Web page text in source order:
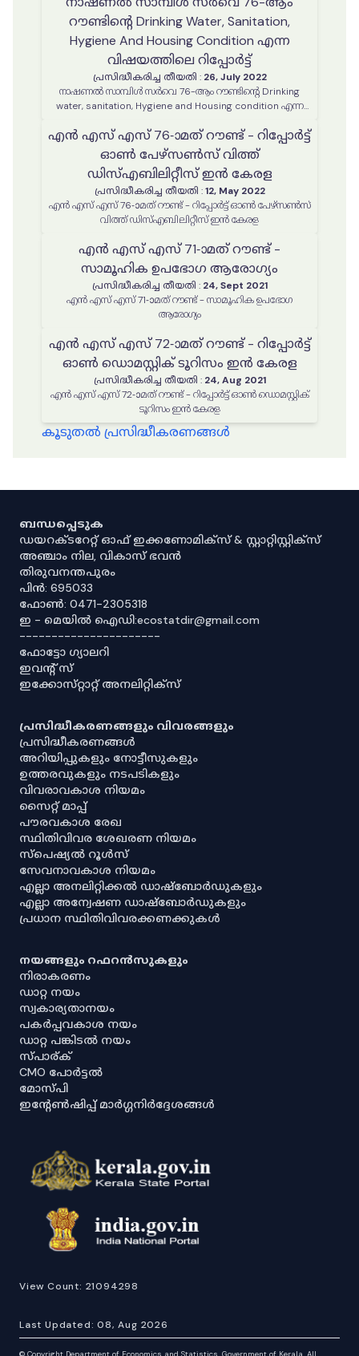
റൗണ്ടിന്റെ Drinking Water, Sanitation,
Hygiene And Housing Condition എന്ന
വിഷയത്തിലെ റിപ്പോർട്ട്
പ്രസിദ്ധീകരിച്ച തീയതി : 26, July 2022
നാഷണൽ സാമ്പിൾ സർവെ 76-ആം റൗണ്ടിന്റെ Drinking
water, sanitation, Hygiene and Housing condition എന്ന
എൻ എസ് എസ് 76-ാമത് റൗണ്ട് - റിപ്പോർട്ട്
ഓൺ പേഴ്സൺസ് വിത്ത്
ഡിസ്എബിലിറ്റീസ് ഇൻ കേരള
പ്രസിദ്ധീകരിച്ച തീയതി : 12, May 2022
എൻ എസ് എസ് 76-ാമത് റൗണ്ട് - റിപ്പോർട്ട് ഓൺ പേഴ്സൺസ്
വിത്ത് ഡിസ്എബിലിറ്റീസ് ഇൻ കേരള
എൻ എസ് എസ് 71-ാമത് റൗണ്ട് -
സാമൂഹിക ഉപഭോഗ ആരോഗ്യം
പ്രസിദ്ധീകരിച്ച തീയതി : 24, Sept 2021
എൻ എസ് എസ് 71-ാമത് റൗണ്ട് - സാമൂഹിക ഉപഭോഗ
ആരോഗ്യം
എൻ എസ് എസ് 72-ാമത് റൗണ്ട് - റിപ്പോർട്ട്
ഓൺ ഡൊമസ്റ്റിക് ടൂറിസം ഇൻ കേരള
പ്രസിദ്ധീകരിച്ച തീയതി : 24, Aug 2021
എൻ എസ് എസ് 72-ാമത് റൗണ്ട് - റിപ്പോർട്ട് ഓൺ ഡൊമസ്റ്റിക്
ടൂറിസം ഇൻ കേരള
കൂടുതൽ പ്രസിദ്ധീകരണങ്ങൾ
ബന്ധപ്പെടുക
ഡയറക്ടറേറ്റ് ഓഫ് ഇക്കണോമിക്സ് & സ്റ്റാറ്റിസ്റ്റിക്സ്
അഞ്ചാം നില, വികാസ് ഭവൻ
തിരുവനന്തപുരം
പിൻ: 695033
ഫോൺ: 0471-2305318
ഇ - മെയിൽ ഐഡി:ecostatdir@gmail.com
----------------------
ഫോട്ടോ ഗ്യാലറി
ഇവൻ്റ് സ്
ഇക്കോസ്‌റ്റാറ്റ് അനലിറ്റിക്‌സ്
പ്രസിദ്ധീകരണങ്ങളും വിവരങ്ങളും
പ്രസിദ്ധീകരണങ്ങൾ
അറിയിപ്പുകളും നോട്ടീസുകളും
ഉത്തരവുകളും നടപടികളും
വിവരാവകാശ നിയമം
സൈറ്റ് മാപ്പ്
പൗരവകാശ രേഖ
സ്ഥിതിവിവര ശേഖരണ നിയമം
സ്‌പെഷ്യൽ റൂൾസ്
സേവനാവകാശ നിയമം
എല്ലാ അനലിറ്റിക്കൽ ഡാഷ്‌ബോർഡുകളും
എല്ലാ അന്വേഷണ ഡാഷ്‌ബോർഡുകളും
പ്രധാന സ്ഥിതിവിവരക്കണക്കുകൾ
നയങ്ങളും റഫറൻസുകളും
നിരാകരണം
ഡാറ്റ നയം
സ്വകാര്യതാനയം
പകർപ്പവകാശ നയം
ഡാറ്റ പങ്കിടൽ നയം
സ്പാര്ക്
CMO പോർട്ടൽ
മോസ്പി
ഇൻ്റേൺഷിപ്പ് മാർഗ്ഗനിർദ്ദേശങ്ങൾ
View Count: 21094298
Last Updated:08, Aug 2026